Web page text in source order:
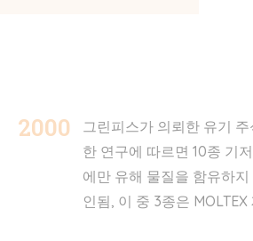
2000
그린피스가 의뢰한 유기
한 연구에 따르면 10종 기
에만 유해 물질을 함유하
인됨, 이 중 3종은 MOLTEX